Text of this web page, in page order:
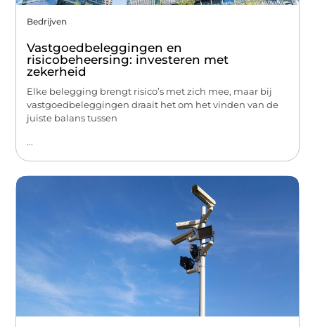
Bedrijven
Vastgoedbeleggingen en
risicobeheersing: investeren met
zekerheid
Elke belegging brengt risico’s met zich mee, maar bij
vastgoedbeleggingen draait het om het vinden van de
juiste balans tussen
...